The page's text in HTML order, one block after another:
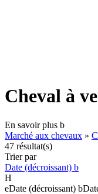
Cheval à
En savoir plus b
Marché aux chevaux »
47 résultat(s)
Trier par
Date (décroissant) b
H
eDate (décroissant) b